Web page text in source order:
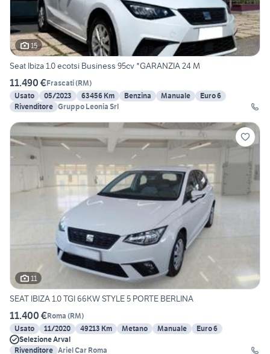
15
Seat Ibiza 1.0 ecotsi Business 95cv *GARANZIA 24 M
11.490 €Frascati(RM)
Usato
05/2023 63456 Km Benzina Manuale
Euro 6
Rivenditore Gruppo Leonia Srl
11
SEAT IBIZA 1.0 TGI 66KW STYLE 5 PORTE BERLINA
11.400 €Roma (RM)
Usato
11/2020 49213 Km Metano Manuale
Euro 6
Selezione Arval
Rivenditore Ariel Car Roma